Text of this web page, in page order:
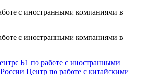
с иностранными компаниями в
с иностранными компаниями в
Б1 по работе с иностранными
Центр по работе с китайскими